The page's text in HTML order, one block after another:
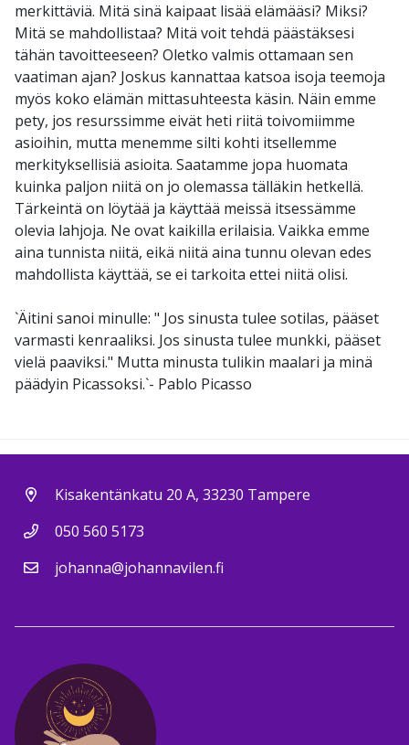
merkittäviä. Mitä sinä kaipaat lisää elämääsi? Miksi?
Mitä se mahdollistaa? Mitä voit tehdä päästäksesi
tähän tavoitteeseen? Oletko valmis ottamaan sen
vaatiman ajan? Joskus kannattaa katsoa isoja teemoja
myös koko elämän mittasuhteesta käsin. Näin emme
pety, jos resurssimme eivät heti riitä toivomiimme
asioihin, mutta menemme silti kohti itsellemme
merkityksellisiä asioita. Saatamme jopa huomata
kuinka paljon niitä on jo olemassa tälläkin hetkellä.
Tärkeintä on löytää ja käyttää meissä itsessämme
olevia lahjoja. Ne ovat kaikilla erilaisia. Vaikka emme
aina tunnista niitä, eikä niitä aina tunnu olevan edes
mahdollista käyttää, se ei tarkoita ettei niitä olisi.
`Äitini sanoi minulle: " Jos sinusta tulee sotilas, pääset
varmasti kenraaliksi. Jos sinusta tulee munkki, pääset
vielä paaviksi." Mutta minusta tulikin maalari ja minä
päädyin Picassoksi.`- Pablo Picasso
Kisakentänkatu 20 A, 33230 Tampere
050 560 5173
johanna@johannavilen.fi